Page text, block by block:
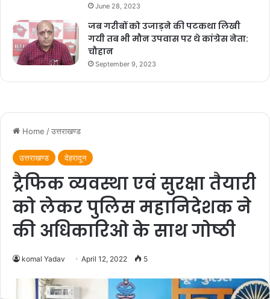
June 28, 2023
जब गरीबों को उजाड़ने की पटकथा लिखी
गयी तब भी मौन उपवास पर थे कांग्रेस नेता:
चौहान
September 9, 2023